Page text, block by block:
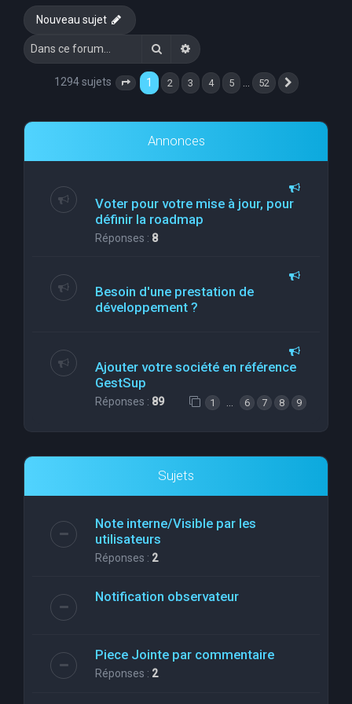
Nouveau sujet
RechercherRecherche avancée
1294 sujets Page 1 sur 52
1 2 3 4 5 … 52
Annonces
Voter pour votre mise à jour, pour
définir la roadmap
Réponses : 8
Besoin d'une prestation de
développement ?
Ajouter votre société en référence
GestSup
Réponses : 89 1 … 6 7 8 9
Sujets
Note interne/Visible par les
utilisateurs
Réponses : 2
Notification observateur
Piece Jointe par commentaire
Réponses : 2